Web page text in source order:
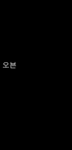
오븐